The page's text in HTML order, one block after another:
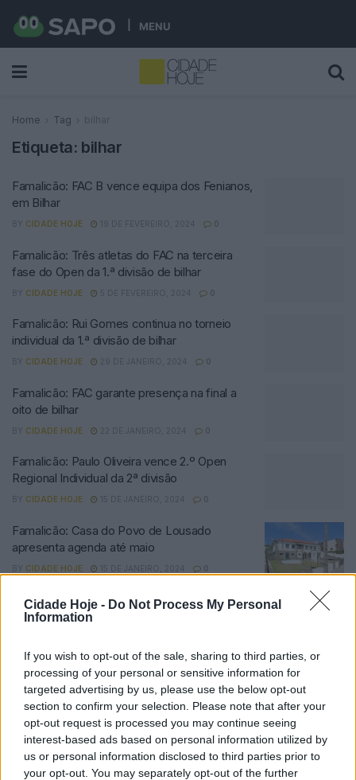
Cidade Hoje - Do Not Process My Personal
Information
If you wish to opt-out of the sale, sharing to third parties, or
processing of your personal or sensitive information for
targeted advertising by us, please use the below opt-out
section to confirm your selection. Please note that after your
opt-out request is processed you may continue seeing
interest-based ads based on personal information utilized by
us or personal information disclosed to third parties prior to
your opt-out. You may separately opt-out of the further
MENU
Home Tag bilhar
Etiqueta: bilhar
Famalicão: FAC B vence equipa dos Fenianos,
em Bilhar
BY CIDADE HOJE 19 DE FEVEREIRO, 2024 0
Famalicão: Três atletas do FAC na terceira
fase do Open da 1.ª divisão de bilhar
BY CIDADE HOJE 5 DE FEVEREIRO, 2024 0
Famalicão: Rui Gomes continua no torneio
individual da 1.ª divisão de bilhar
BY CIDADE HOJE 29 DE JANEIRO, 2024 0
Famalicão: FAC garante presença na final a
oito de bilhar
BY CIDADE HOJE 22 DE JANEIRO, 2024 0
Famalicão: Paulo Oliveira vence 2.º Open
Regional Individual da 2ª divisão
BY CIDADE HOJE 15 DE JANEIRO, 2024 0
Famalicão: Casa do Povo de Lousado
apresenta agenda até maio
BY CIDADE HOJE 15 DE JANEIRO, 2024 0
Famalicão: FAC vence em mais uma jornada
da 1.ª divisão de bilhar
Famalicão: Famalicense garante empate em
Coimbra
CIDADE HOJE 20 DE NOVEMBRO, 2023 0
Famalicão: Começou a época de Bilhar para o
FAC
CIDADE HOJE 23 DE OUTUBRO, 2023 0